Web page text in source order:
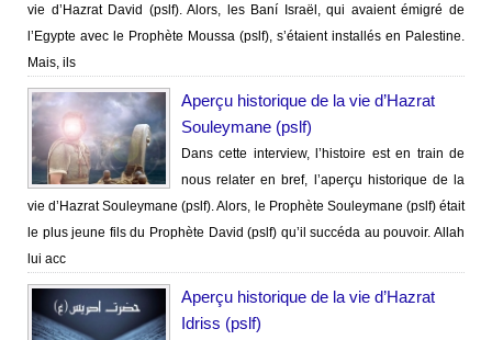
vie d’Hazrat David (pslf). Alors, les Baní Israël, qui avaient émigré de
l’Egypte avec le Prophète Moussa (pslf), s’étaient installés en Palestine.
Mais, ils
Aperçu historique de la vie d’Hazrat
Souleymane (pslf)
Dans cette interview, l’histoire est en train de
nous relater en bref, l’aperçu historique de la
vie d’Hazrat Souleymane (pslf). Alors, le Prophète Souleymane (pslf) était
le plus jeune fils du Prophète David (pslf) qu’il succéda au pouvoir. Allah
lui acc
Aperçu historique de la vie d’Hazrat
Idriss (pslf)